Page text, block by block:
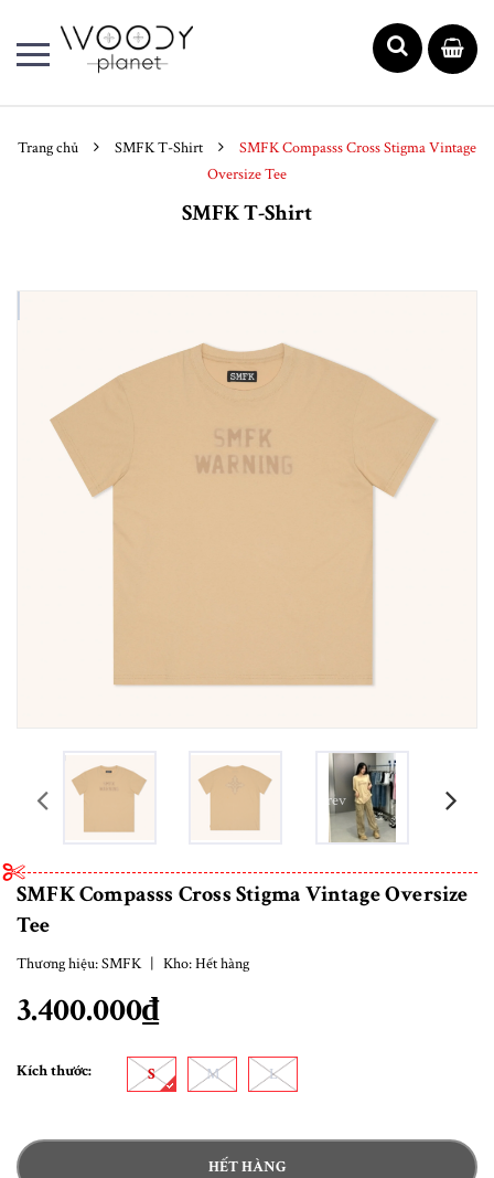
Trang chủ SMFK T-Shirt
SMFK Compasss Cross Stigma Vintage
Oversize Tee
SMFK T-Shirt
prev
SMFK Compasss Cross Stigma Vintage Oversize
Tee
Thương hiệu:SMFK | Kho:Hết hàng
3.400.000₫
Kích thước: S M L
HẾT HÀNG